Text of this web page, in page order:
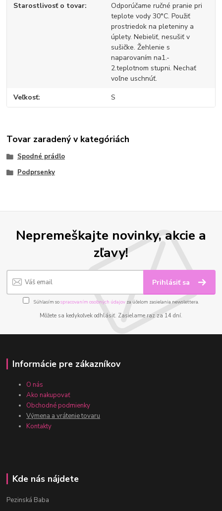
Starostlivosť o tovar
Odporúčame ručné pranie pri
teplote vody 30°C. Použiť
prostriedok na pleteniny a
úplety. Nebieliť, nesušiť v
sušičke. Žehlenie s
naparovaním na1.-
2.teplotnom stupni. Nechať
voľne uschnúť.
Veľkosť S
Tovar zaradený v kategóriách
Spodné prádlo
Podprsenky
Nepremeškajte novinky, akcie a
zľavy!
Prihlásiť sa
Súhlasím sospracovaním osobných údajov za účelom zasielania newslettera.
Môžete sa kedykoľvek odhlásiť. Zasielame raz za 14 dní.
Informácie pre zákazníkov
O nás
Ako nakupovať
Obchodné podmienky
Výmena a vrátenie tovaru
Kontakty
Kde nás nájdete
Pezinská Baba